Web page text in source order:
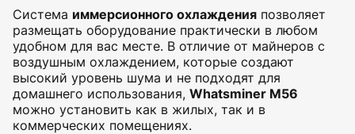
Система иммерсионного охлаждения позволяет
размещать оборудование практически в любом
удобном для вас месте. В отличие от майнеров с
воздушным охлаждением, которые создают
высокий уровень шума и не подходят для
домашнего использования, Whatsminer M56
можно установить как в жилых, так и в
коммерческих помещениях.